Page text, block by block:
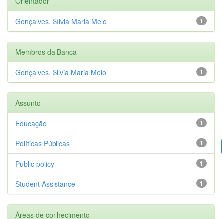
1
Gonçalves, Sílvia Maria Melo
Membros da Banca
1
Gonçalves, Silvia Maria Melo
Assunto
1
Educação
1
Políticas Públicas
1
Public policy
1
Student Assistance
Áreas de conhecimento